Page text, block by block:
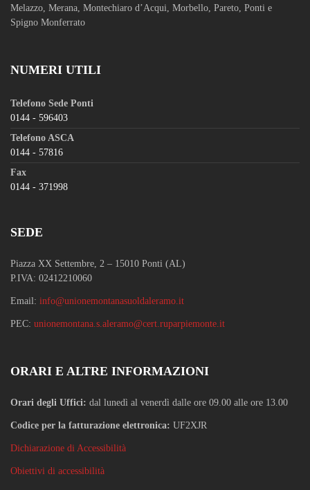
Melazzo, Merana, Montechiaro d’Acqui, Morbello, Pareto, Ponti e
Spigno Monferrato
NUMERI UTILI
Telefono Sede Ponti
0144 - 596403
Telefono ASCA
0144 - 57816
Fax
0144 - 371998
SEDE
Piazza XX Settembre, 2 – 15010 Ponti (AL)
P.IVA: 02412210060
Email: info@unionemontanasuoldaleramo.it
PEC: unionemontana.s.aleramo@cert.ruparpiemonte.it
ORARI E ALTRE INFORMAZIONI
Orari degli Uffici: dal lunedì al venerdì dalle ore 09.00 alle ore 13.00
Codice per la fatturazione elettronica: UF2XJR
Dichiarazione di Accessibilità
Obiettivi di accessibilità